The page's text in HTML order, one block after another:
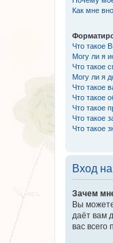
Как мне
Что такое
Могу ли я
Что такое
Могу ли я
Что такое
Что такое
Что такое
Что такое
Что такое
Вход
Зачем
Вы
даёт вам
вас всего